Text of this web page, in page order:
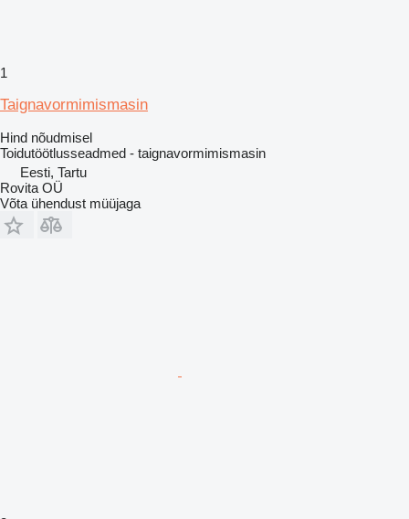
1
Taignavormimismasin
Hind nõudmisel
Toidutöötlusseadmed - taignavormimismasin
Eesti, Tartu
Rovita OÜ
Võta ühendust müüjaga